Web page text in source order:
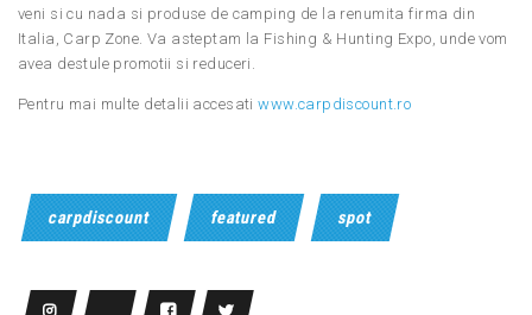
veni si cu nada si produse de camping de la renumita firma din
Italia, Carp Zone. Va asteptam la Fishing & Hunting Expo, unde vom
avea destule promotii si reduceri.
Pentru mai multe detalii accesatiwww.carpdiscount.ro
carpdiscount featured spot